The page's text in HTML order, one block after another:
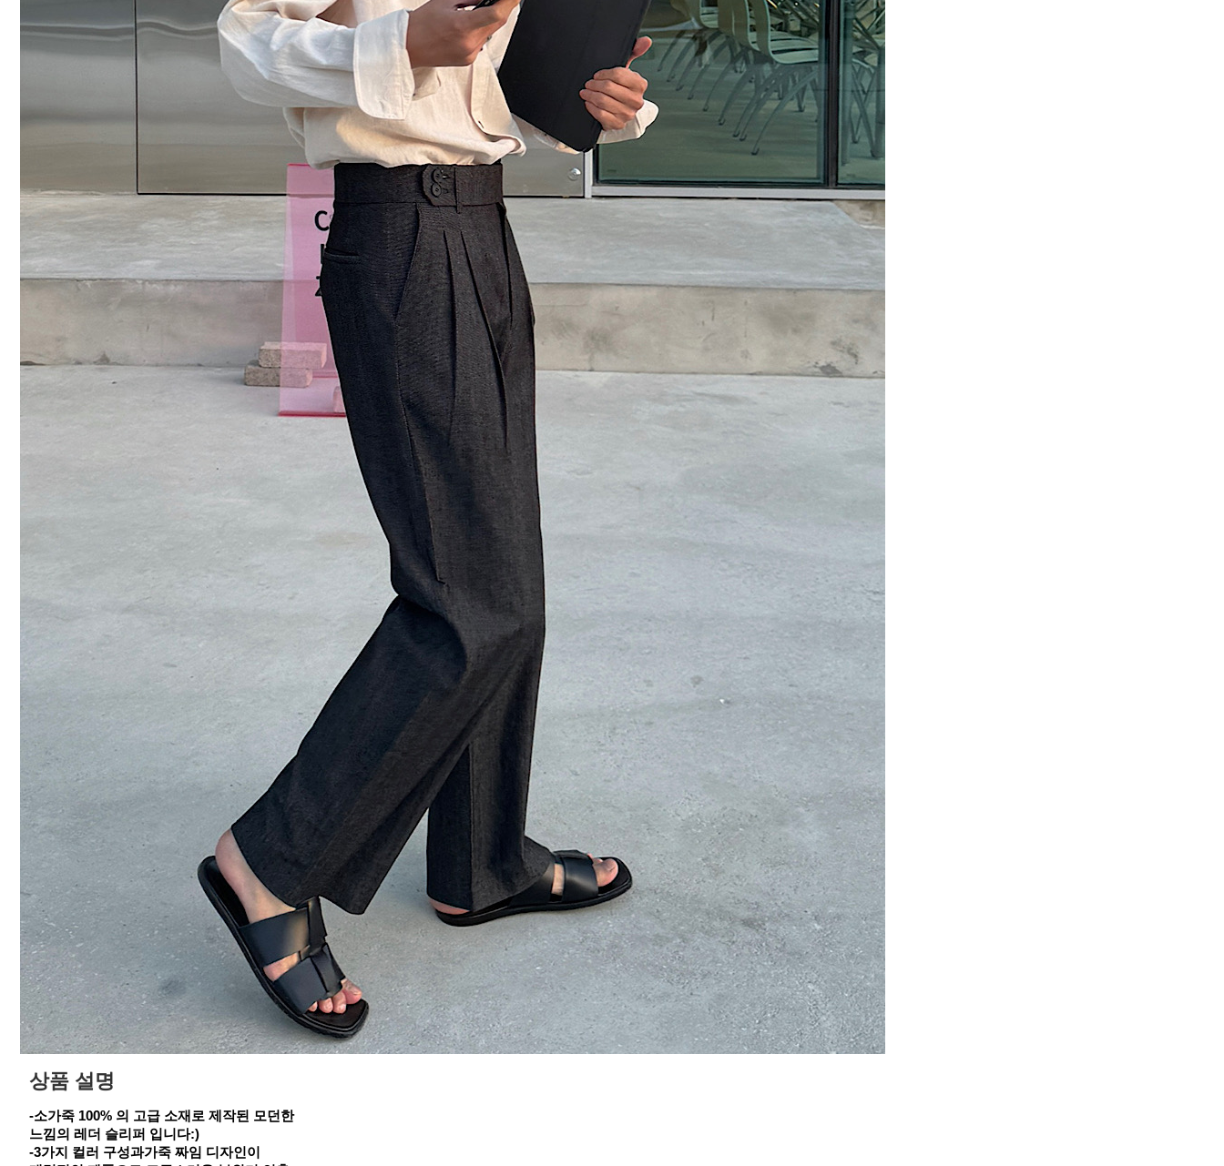
상품 설명
-소가죽 100% 의 고급 소재로 제작된 모던한
느낌의 레더 슬리퍼 입니다:)
-3가지 컬러 구성과가죽 짜임 디자인이